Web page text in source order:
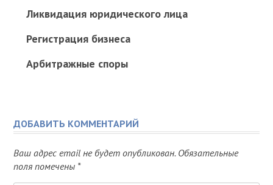
Ликвидация юридического лица
Регистрация бизнеса
Арбитражные споры
ДОБАВИТЬ КОММЕНТАРИЙ
Ваш адрес email не будет опубликован.Обязательные
поля помечены *